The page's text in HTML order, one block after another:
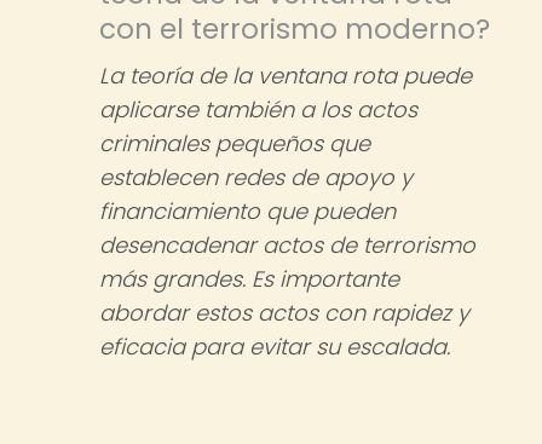
con el terrorismo moderno?
La teoría de la ventana rota puede
aplicarse también a los actos
criminales pequeños que
establecen redes de apoyo y
financiamiento que pueden
desencadenar actos de terrorismo
más grandes. Es importante
abordar estos actos con rapidez y
eficacia para evitar su escalada.